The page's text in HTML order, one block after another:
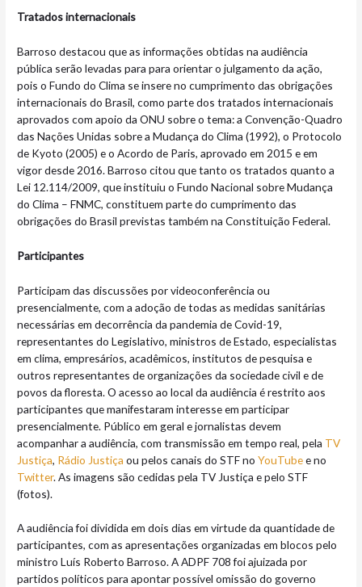
Tratados internacionais
Barroso destacou que as informações obtidas na audiência
pública serão levadas para para orientar o julgamento da ação,
pois o Fundo do Clima se insere no cumprimento das obrigações
internacionais do Brasil, como parte dos tratados internacionais
aprovados com apoio da ONU sobre o tema: a Convenção-Quadro
das Nações Unidas sobre a Mudança do Clima (1992), o Protocolo
de Kyoto (2005) e o Acordo de Paris, aprovado em 2015 e em
vigor desde 2016. Barroso citou que tanto os tratados quanto a
Lei 12.114/2009, que instituiu o Fundo Nacional sobre Mudança
do Clima – FNMC, constituem parte do cumprimento das
obrigações do Brasil previstas também na Constituição Federal.
Participantes
Participam das discussões por videoconferência ou
presencialmente, com a adoção de todas as medidas sanitárias
necessárias em decorrência da pandemia de Covid-19,
representantes do Legislativo, ministros de Estado, especialistas
em clima, empresários, acadêmicos, institutos de pesquisa e
outros representantes de organizações da sociedade civil e de
povos da floresta. O acesso ao local da audiência é restrito aos
participantes que manifestaram interesse em participar
presencialmente. Público em geral e jornalistas devem
acompanhar a audiência, com transmissão em tempo real, pela TV
Justiça, Rádio Justiça ou pelos canais do STF noYouTubee no
Twitter. As imagens são cedidas pela TV Justiça e pelo STF
(fotos).
A audiência foi dividida em dois dias em virtude da quantidade de
participantes, com as apresentações organizadas em blocos pelo
ministro Luís Roberto Barroso. A ADPF 708 foi ajuizada por
partidos políticos para apontar possível omissão do governo